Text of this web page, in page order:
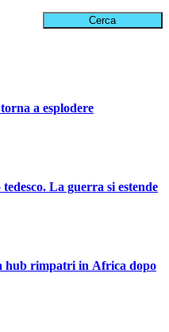
a esplodere
La guerra si estende
hub rimpatri in Africa dopo